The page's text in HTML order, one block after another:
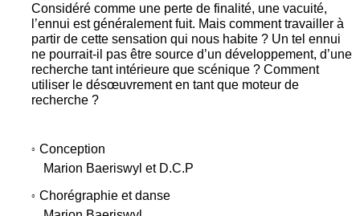
Considéré comme une perte de finalité, une vacuité,
l’ennui est généralement fuit. Mais comment travailler à
partir de cette sensation qui nous habite ? Un tel ennui
ne pourrait-il pas être source d’un développement, d’une
recherche tant intérieure que scénique ? Comment
utiliser le désœuvrement en tant que moteur de
recherche ?
○
Conception
Marion Baeriswyl et D.C.P
○
Chorégraphie et danse